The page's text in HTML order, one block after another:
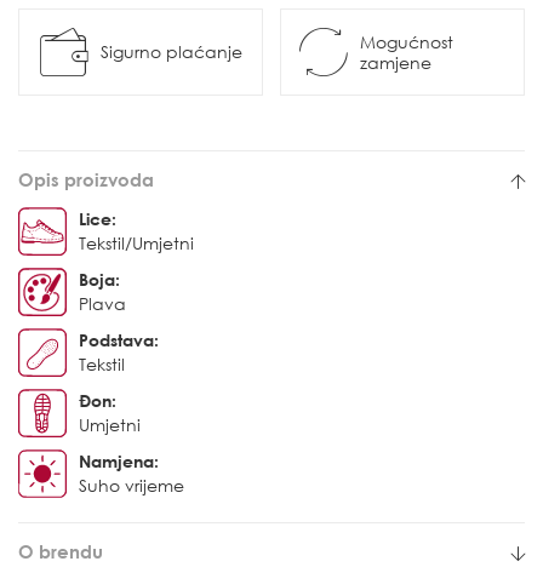
Sigurno plaćanje
Mogućnost
zamjene
Opis proizvoda
Lice:
Tekstil/Umjetni
Boja:
Plava
Podstava:
Tekstil
Đon:
Umjetni
Namjena:
Suho vrijeme
O brendu